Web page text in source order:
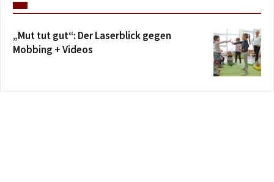
„Mut tut gut“: Der Laserblick gegen
Mobbing + Videos